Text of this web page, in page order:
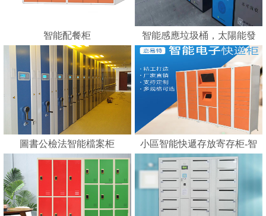
智能配餐柜
智能感應垃圾桶，太陽能發
電，智能垃圾分類的好幫手
---蘇州嘉易特電子科技有限
公司
圖書公檢法智能檔案柜
小區智能快遞存放寄存柜-智
能化快遞柜 E郵